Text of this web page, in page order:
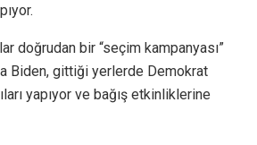
doğrudan bir “seçim kampanyası”
Biden, gittiği yerlerde Demokrat
yapıyor ve bağış etkinliklerine